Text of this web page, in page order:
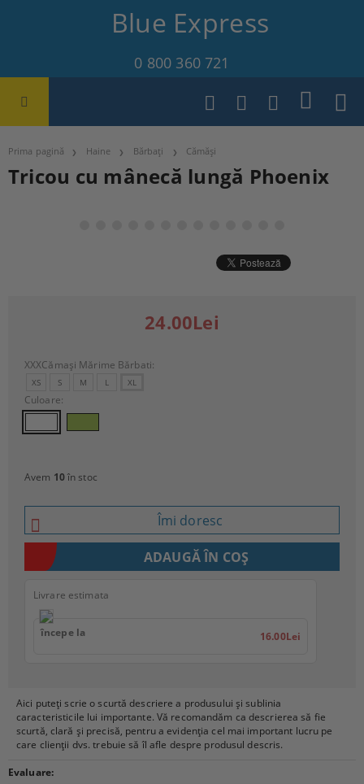
Blue Express
0 800 360 721
Prima pagină Haine Bărbați Cămăși
Tricou cu mânecă lungă Phoenix
Aici puteți scrie o scurtă descriere a produsului și sublinia
caracteristicile lui importante. Vă recomandăm ca descrierea să fie
scurtă, clară și precisă, pentru a evidenția cel mai important lucru pe
care clienții dvs. trebuie să îl afle despre produsul descris.
Evaluare:
24.00Lei
XXXCămași Mărime Bărbati:
XS S M L XL
Culoare:
Avem 10în stoc
Îmi doresc
Livrare estimata
începe la 16.00Lei